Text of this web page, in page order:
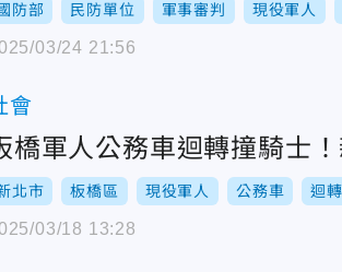
防部 民防單位 軍事審判 現役軍人
03/24 21:56
會
橋軍人公務車迴轉撞騎士
北市 板橋區 現役軍人 公務車 迴轉
03/18 13:28